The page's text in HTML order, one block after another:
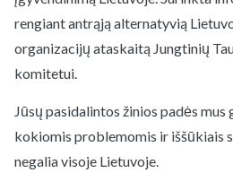
rengiant antrąją alternatyvią
organizacijų ataskaitą Jungtinių
komitetui.
Jūsų pasidalintos žinios padės mus
kokiomis problemomis ir iššūkiais
negalia visoje Lietuvoje.